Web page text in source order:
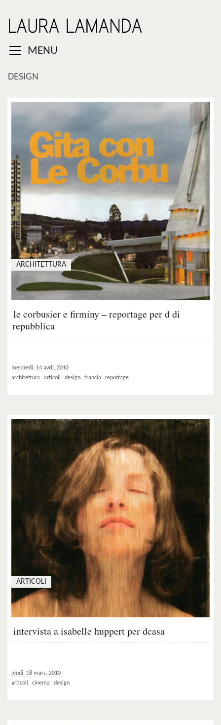
MENU
DESIGN
ARCHITETTURA
le corbusier e firminy – reportage per d di
repubblica
mercredi, 14 avril, 2010
architettura
articoli design francia reportage
ARTICOLI
intervista a isabelle huppert per dcasa
jeudi, 18 mars, 2010
articoli
cinema design